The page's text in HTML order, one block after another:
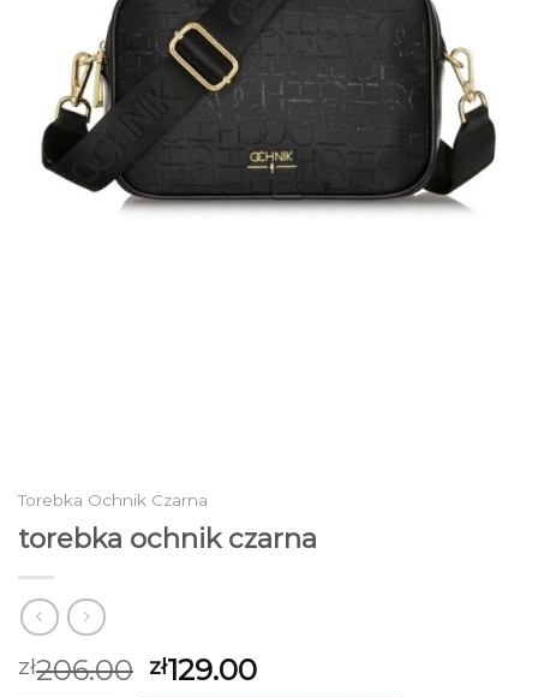
Torebka Ochnik Czarna
torebka ochnik czarna
zł206.00 zł129.00